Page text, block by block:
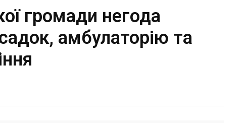
громади негода
амбулаторію та